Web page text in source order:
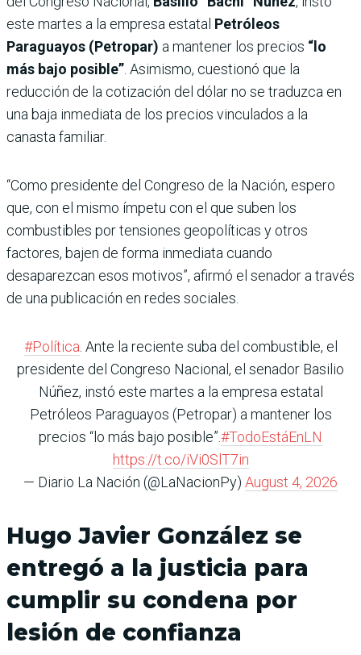
este martes a la empresa estatal Petróleos
Paraguayos (Petropar) a mantener los precios “lo
más bajo posible” . Asimismo, cuestionó que la
reducción de la cotización del dólar no se traduzca en
una baja inmediata de los precios vinculados a la
canasta familiar.
“Como presidente del Congreso de la Nación, espero
que, con el mismo ímpetu con el que suben los
combustibles por tensiones geopolíticas y otros
factores, bajen de forma inmediata cuando
desaparezcan esos motivos”, afirmó el senador a través
de una publicación en redes sociales.
#Política . Ante la reciente suba del combustible, el
presidente del Congreso Nacional, el senador Basilio
Núñez, instó este martes a la empresa estatal
Petróleos Paraguayos (Petropar) a mantener los
precios “lo más bajo posible”.#TodoEstáEnLN
https://t.co/iVi0SlT7in
— Diario La Nación (@LaNacionPy) August 4, 2026
Hugo Javier González se
entregó a la justicia para
cumplir su condena por
lesión de confianza